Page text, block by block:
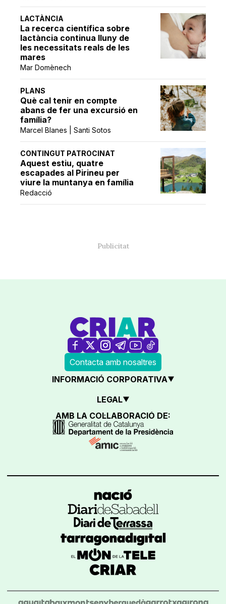
LACTÀNCIA
La recerca científica sobre
lactància continua lluny de
les necessitats reals de les
mares
Mar Domènech
PLANS
Què cal tenir en compte
abans de fer una excursió en
família?
Marcel Blanes | Santi Sotos
CONTINGUT PATROCINAT
Aquest estiu, quatre
escapades al Pirineu per
viure la muntanya en família
Redacció
Contacta amb nosaltres
INFORMACIÓ CORPORATIVA
LEGAL
AMB LA COL·LABORACIÓ DE: